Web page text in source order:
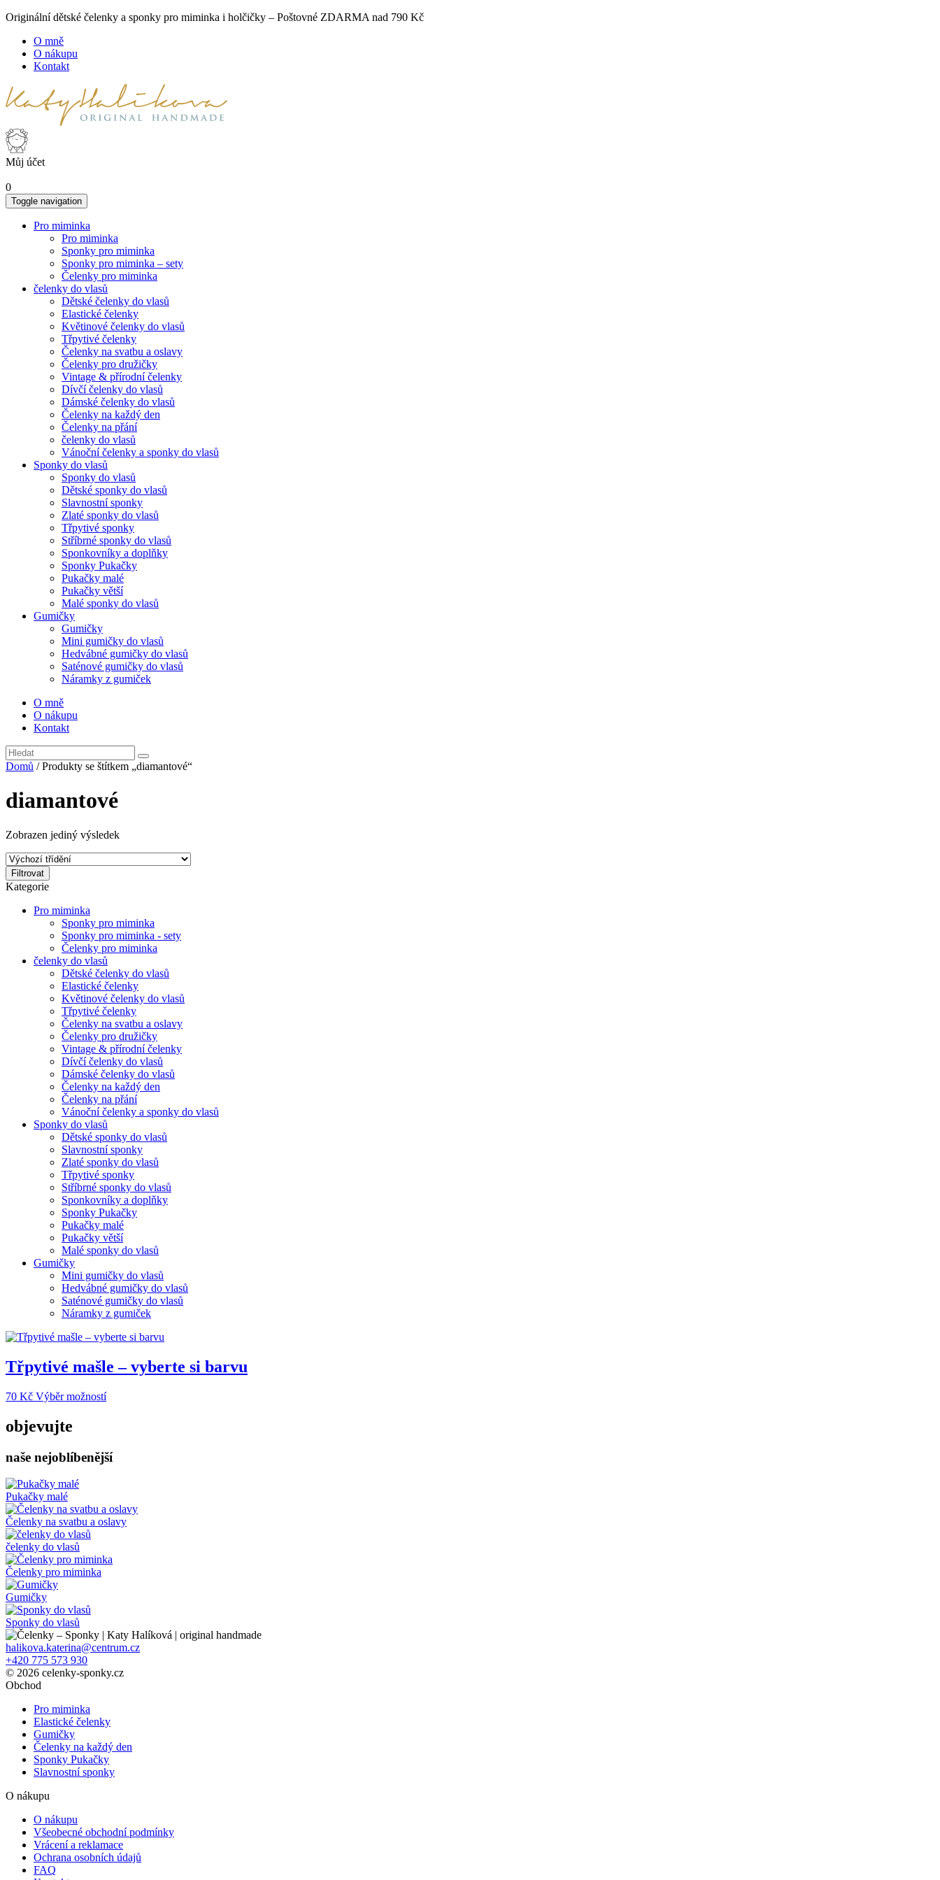
Originální dětské čelenky a sponky pro miminka i holčičky – Poštovné ZDARMA nad 790 Kč
O mně
O nákupu
Kontakt
Můj účet
0
Toggle navigation
Pro miminka
Pro miminka
Sponky pro miminka
Sponky pro miminka – sety
Čelenky pro miminka
čelenky do vlasů
Dětské čelenky do vlasů
Elastické čelenky
Květinové čelenky do vlasů
Třpytivé čelenky
Čelenky na svatbu a oslavy
Čelenky pro družičky
Vintage & přírodní čelenky
Dívčí čelenky do vlasů
Dámské čelenky do vlasů
Čelenky na každý den
Čelenky na přání
čelenky do vlasů
Vánoční čelenky a sponky do vlasů
Sponky do vlasů
Sponky do vlasů
Dětské sponky do vlasů
Slavnostní sponky
Zlaté sponky do vlasů
Třpytivé sponky
Stříbrné sponky do vlasů
Sponkovníky a doplňky
Sponky Pukačky
Pukačky malé
Pukačky větší
Malé sponky do vlasů
Gumičky
Gumičky
Mini gumičky do vlasů
Hedvábné gumičky do vlasů
Saténové gumičky do vlasů
Náramky z gumiček
O mně
O nákupu
Kontakt
Domů / Produkty se štítkem „diamantové“
diamantové
Zobrazen jediný výsledek
Filtrovat
Kategorie
Pro miminka
Sponky pro miminka
Sponky pro miminka - sety
Čelenky pro miminka
čelenky do vlasů
Dětské čelenky do vlasů
Elastické čelenky
Květinové čelenky do vlasů
Třpytivé čelenky
Čelenky na svatbu a oslavy
Čelenky pro družičky
Vintage & přírodní čelenky
Dívčí čelenky do vlasů
Dámské čelenky do vlasů
Čelenky na každý den
Čelenky na přání
Vánoční čelenky a sponky do vlasů
Sponky do vlasů
Dětské sponky do vlasů
Slavnostní sponky
Zlaté sponky do vlasů
Třpytivé sponky
Stříbrné sponky do vlasů
Sponkovníky a doplňky
Sponky Pukačky
Pukačky malé
Pukačky větší
Malé sponky do vlasů
Gumičky
Mini gumičky do vlasů
Hedvábné gumičky do vlasů
Saténové gumičky do vlasů
Náramky z gumiček
Třpytivé mašle – vyberte si barvu
70 Kč Výběr možnostíTento
Možnosti
stránce
produktu
objevujte
naše nejoblíbenější
Pukačky malé
Čelenky na svatbu a oslavy
čelenky do vlasů
Čelenky pro miminka
Gumičky
Sponky do vlasů
halikova.katerina@centrum.cz
+420 775 573 930
© 2026 celenky-sponky.cz
Obchod
Pro miminka
Elastické čelenky
Gumičky
Čelenky na každý den
Sponky Pukačky
Slavnostní sponky
O nákupu
O nákupu
Všeobecné obchodní podmínky
Vrácení a reklamace
Ochrana osobních údajů
FAQ